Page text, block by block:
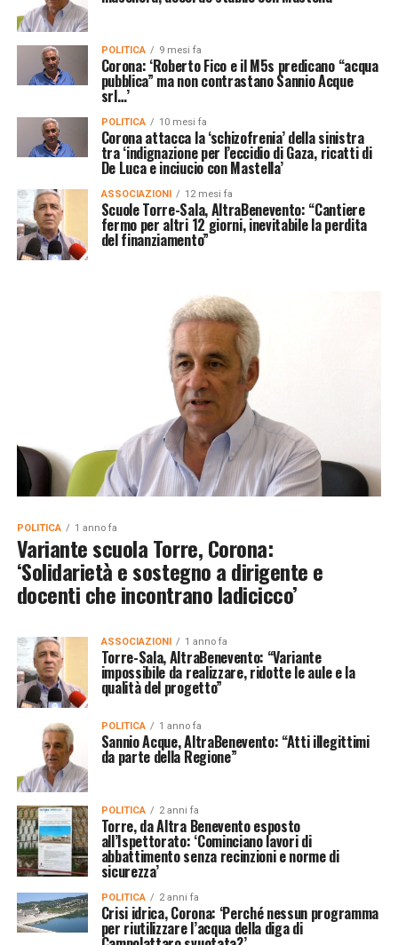
POLITICA 9 mesi fa
Corona: ‘Roberto Fico e il M5s predicano “acqua
pubblica” ma non contrastano Sannio Acque
srl…’
POLITICA 10 mesi fa
Corona attacca la ‘schizofrenia’ della sinistra
tra ‘indignazione per l’eccidio di Gaza, ricatti di
De Luca e inciucio con Mastella’
ASSOCIAZIONI 12 mesi fa
Scuole Torre-Sala, AltraBenevento: “Cantiere
fermo per altri 12 giorni, inevitabile la perdita
del finanziamento”
POLITICA 1 anno fa
Variante scuola Torre, Corona:
‘Solidarietà e sostegno a dirigente e
docenti che incontrano Iadicicco’
ASSOCIAZIONI 1 anno fa
Torre-Sala, AltraBenevento: “Variante
impossibile da realizzare, ridotte le aule e la
qualità del progetto”
POLITICA 1 anno fa
Sannio Acque, AltraBenevento: “Atti illegittimi
da parte della Regione”
POLITICA 2 anni fa
Torre, da Altra Benevento esposto
all’Ispettorato: ‘Cominciano lavori di
abbattimento senza recinzioni e norme di
sicurezza’
POLITICA 2 anni fa
Crisi idrica, Corona: ‘Perché nessun programma
per riutilizzare l’acqua della diga di